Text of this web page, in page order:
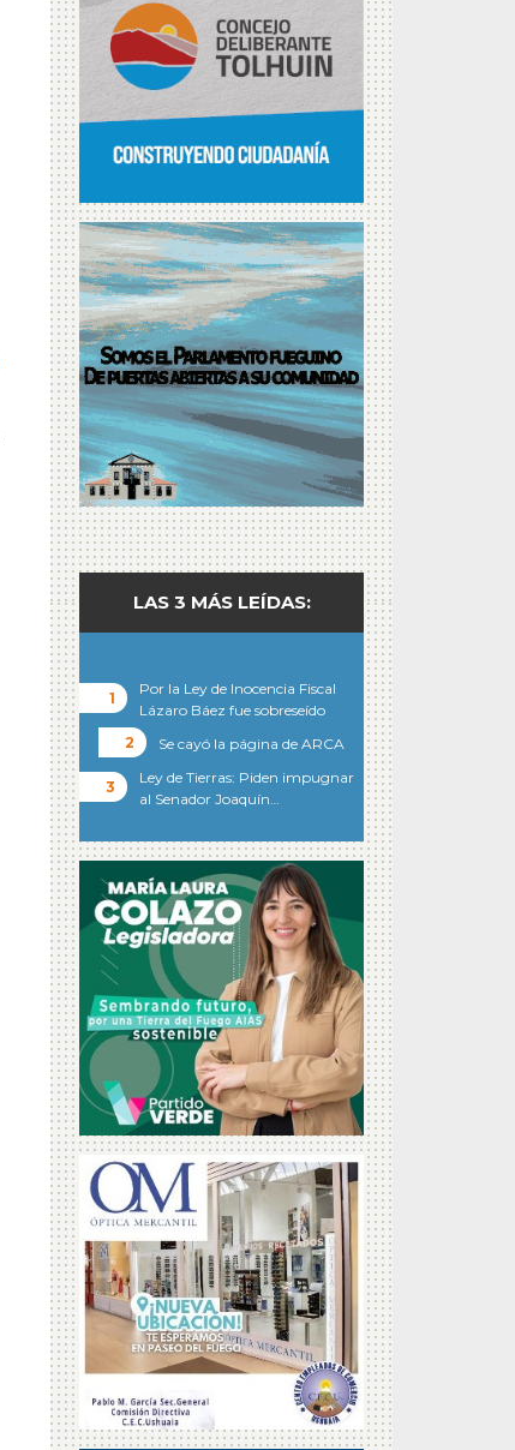
LAS 3 MÁS LEÍDAS:
Por la Ley de Inocencia Fiscal
Lázaro Báez fue sobreseído
Se cayó la página de ARCA
Ley de Tierras: Piden impugnar
al Senador Joaquín…